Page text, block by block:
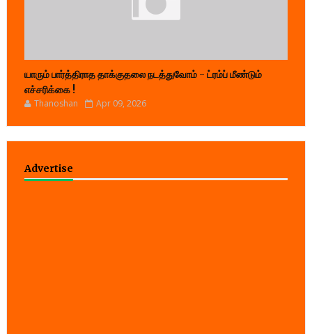
யாரும் பார்த்திராத தாக்குதலை நடத்துவோம் - ட்ரம்ப் மீண்டும்
எச்சரிக்கை !
Thanoshan Apr 09, 2026
Advertise